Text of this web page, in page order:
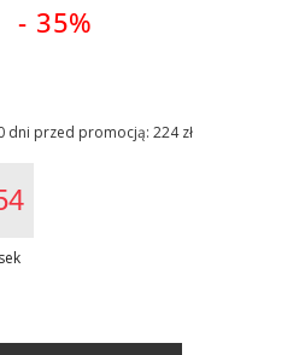
- 35%
dni przed promocją:224 zł
sek